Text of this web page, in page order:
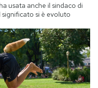
usata anche il sindaco di
si è evoluto